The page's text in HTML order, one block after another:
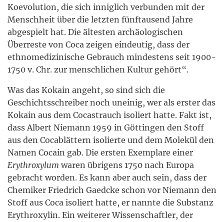
Koevolution, die sich inniglich verbunden mit der
Menschheit über die letzten fünftausend Jahre
abgespielt hat. Die ältesten archäologischen
Überreste von Coca zeigen eindeutig, dass der
ethnomedizinische Gebrauch mindestens seit 1900-
1750 v. Chr. zur menschlichen Kultur gehört“.
Was das Kokain angeht, so sind sich die
Geschichtsschreiber noch uneinig, wer als erster das
Kokain aus dem Cocastrauch isoliert hatte. Fakt ist,
dass Albert Niemann 1959 in Göttingen den Stoff
aus den Cocablättern isolierte und dem Molekül den
Namen Cocain gab. Die ersten Exemplare einer
Erythroxylum waren übrigens 1750 nach Europa
gebracht worden. Es kann aber auch sein, dass der
Chemiker Friedrich Gaedcke schon vor Niemann den
Stoff aus Coca isoliert hatte, er nannte die Substanz
Erythroxylin. Ein weiterer Wissenschaftler, der